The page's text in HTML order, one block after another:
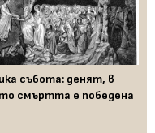
събота: денят, в
смъртта е победена